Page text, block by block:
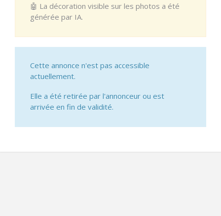
🤖 La décoration visible sur les photos a été
générée par IA.
Cette annonce n'est pas accessible
actuellement.
Elle a été retirée par l'annonceur ou est
arrivée en fin de validité.